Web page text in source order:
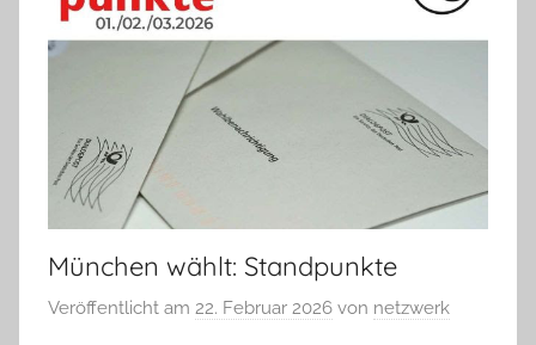
München wählt: Standpunkte
Veröffentlicht am 22. Februar 2026 von netzwerk